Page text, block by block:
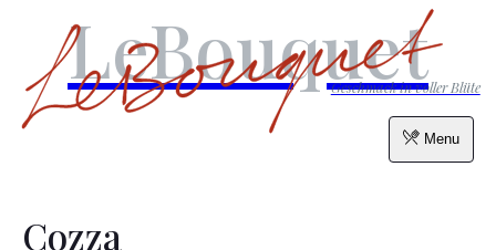
Menu
LeBouquet
Geschmack in voller Blüte
Cozza